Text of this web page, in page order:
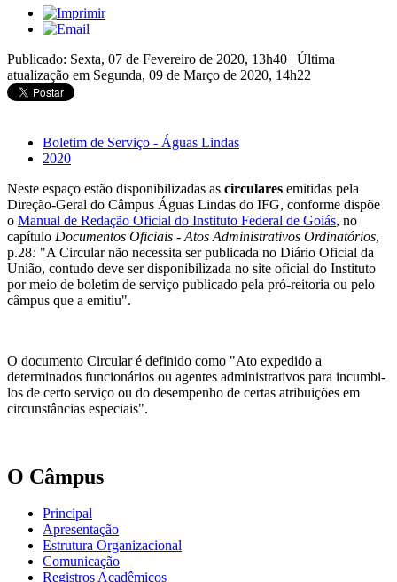
Publicado: Sexta, 07 de Fevereiro de 2020, 13h40 | Última
atualização em Segunda, 09 de Março de 2020, 14h22
Boletim de Serviço - Águas Lindas
2020
Neste espaço estão disponibilizadas as circulares emitidas pela
Direção-Geral do Câmpus Águas Lindas do IFG, conforme dispõe
o Manual de Redação Oficial do Instituto Federal de Goiás, no
capítulo Documentos Oficiais - Atos Administrativos Ordinatórios,
p.28: "A Circular não necessita ser publicada no Diário Oficial da
União, contudo deve ser disponibilizada no site oficial do Instituto
por meio de boletim de serviço publicado pela pró-reitoria ou pelo
câmpus que a emitiu".
O documento Circular é definido como "Ato expedido a
determinados funcionários ou agentes administrativos para incumbi-
los de certo serviço ou do desempenho de certas atribuições em
circunstâncias especiais".
O Câmpus
Principal
Apresentação
Estrutura Organizacional
Comunicação
Registros Acadêmicos